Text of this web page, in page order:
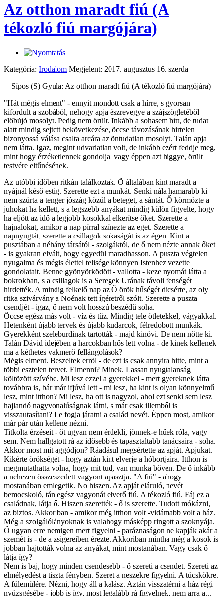
Az otthon maradt fiú (A
tékozló fiú margójára)
Kategória: Irodalom Megjelent: 2017. augusztus 16. szerda
Sípos (S) Gyula: Az otthon maradt fiú (A tékozló fiú margójára)
"Hát mégis elment" - ennyit mondott csak a hírre, s gyorsan
kifordult a szobából, nehogy apja észrevegye a szájszögletéből
előbújó mosolyt. Pedig nem örült. Inkább a sohasem hitt, de tudat
alatt mindig sejtett bekövetkezése, öccse távozásának hirtelen
bizonyossá válása csalta arcára az öntudatlan mosolyt. Talán apja
nem látta. Igaz, megint udvariatlan volt, de inkább ezért feddje meg,
mint hogy érzéketlennek gondolja, vagy éppen azt higgye, örült
testvére eltűnésének.
Az utóbbi időben ritkán találkoztak. Ő általában kint maradt a
nyájnál késő estig. Szerette ezt a munkát. Senki nála hamarabb ki
nem szúrta a tenger jószág közül a beteget, a sántát. Ő körmözte a
juhokat ha kellett, s a legszebb anyákat mindig külön figyelte, hogy
ha eljött az idő a legjobb kosokkal elkerítse őket. Szerette a
hajnalokat, amikor a nap pírral színezte az eget. Szerette a
napnyugtát, szerette a csillagok sokaságát is az égen. Kint a
pusztában a néhány társától - szolgáktól, de ő nem nézte annak őket
- is gyakran elvált, hogy egyedül maradhasson. A puszta végtelen
nyugalma és mégis élettel telisége könnyen Istenhez vezette
gondolatait. Benne gyönyörködött - vallotta - keze nyomát látta a
bokrokban, s a csillagok is a Seregek Urának távoli fenségét
hirdették. A mindig felkelő nap az Ő örök hűségét dicsérte, az oly
ritka szivárvány a Noénak tett ígéretről szólt. Szerette a puszta
csendjét - igaz, ő nem volt hosszú beszédű soha.
Öccse egész más volt - víz és tűz. Mindig tele ötletekkel, vágyakkal.
Hetenként újabb tervek és újabb kudarcok, félredobott munkák.
Gyerekként szeleburdinak tartották - majd kinövi. De nem nőtte ki.
Talán Dávid idejében a harcokban hős lett volna - de kinek kellenek
ma a kéthetes vakmerő fellángolások?
Mégis elment. Beszéltek erről - de ezt is csak annyira hitte, mint a
többi esztelen tervet. Elmenni? Minek. Lassan nyugtalanság
költözött szívébe. Mi lesz ezzel a gyerekkel - mert gyereknek látta
továbbra is, bár már ifjúvá lett - mi lesz, ha kint is olyan könnyelmű
lesz, mint itthon? Mi lesz, ha ott is nagyzol, ahol ezt senki sem lesz
hajlandó nagyvonalúságnak látni, s már csak illemből is
visszautasítani? Le fogja járatni a család nevét. Éppen most, amikor
már pár után kellene nézni.
Titkolta érzéseit - őt ugyan nem érdekli, jönnek-e hűek róla, vagy
sem. Nem hallgatott rá az idősebb és tapasztaltabb tanácsaira - soha.
Akkor most mit aggódjon? Ráadásul megsértette az apját. Apjukat.
Kikérte örökségét - hogy aztán kint elverje a hóbortjaira. Itthon is
megmutathatta volna, hogy mit tud, van munka bőven. De ő inkább
a nehezen összeszedett vagyont apasztja. "A fiú" - ahogy
mostanában emlegetik. No hiszen. Az apját eláruló, nevét
bemocskoló, tán egész vagyonát elverő fiú. A tékozló fiú. Fáj ez a
családnak, látja ő. Hiszen szerették - ő is szerette. Tudott mókázni,
az biztos. Akkoriban - amikor még itthon volt -vidámabb volt a ház.
Még a szolgálólányoknak is valahogy másképp ringott a szoknyája.
Ő ugyan erre nemigen mert figyelni - paráznaságon ne kapják akár a
szemét is - de a zsigereiben érezte. Akkoriban mintha még a kosok is
jobban hajtották volna az anyákat, mint mostanában. Vagy csak ő
látja így?
Nem is baj, hogy minden csendesebb - ő szereti a csendet. Szereti az
elmélyedést a tiszta fényben. Szeret a neszekre figyelni. A tücskökre.
A fülemülére. Nézni, hogy áll a kalász. Aztán visszatérni a ház régi
nyüzsgésébe - jobb is így, most legalább rá figyelnek, nem arra a...